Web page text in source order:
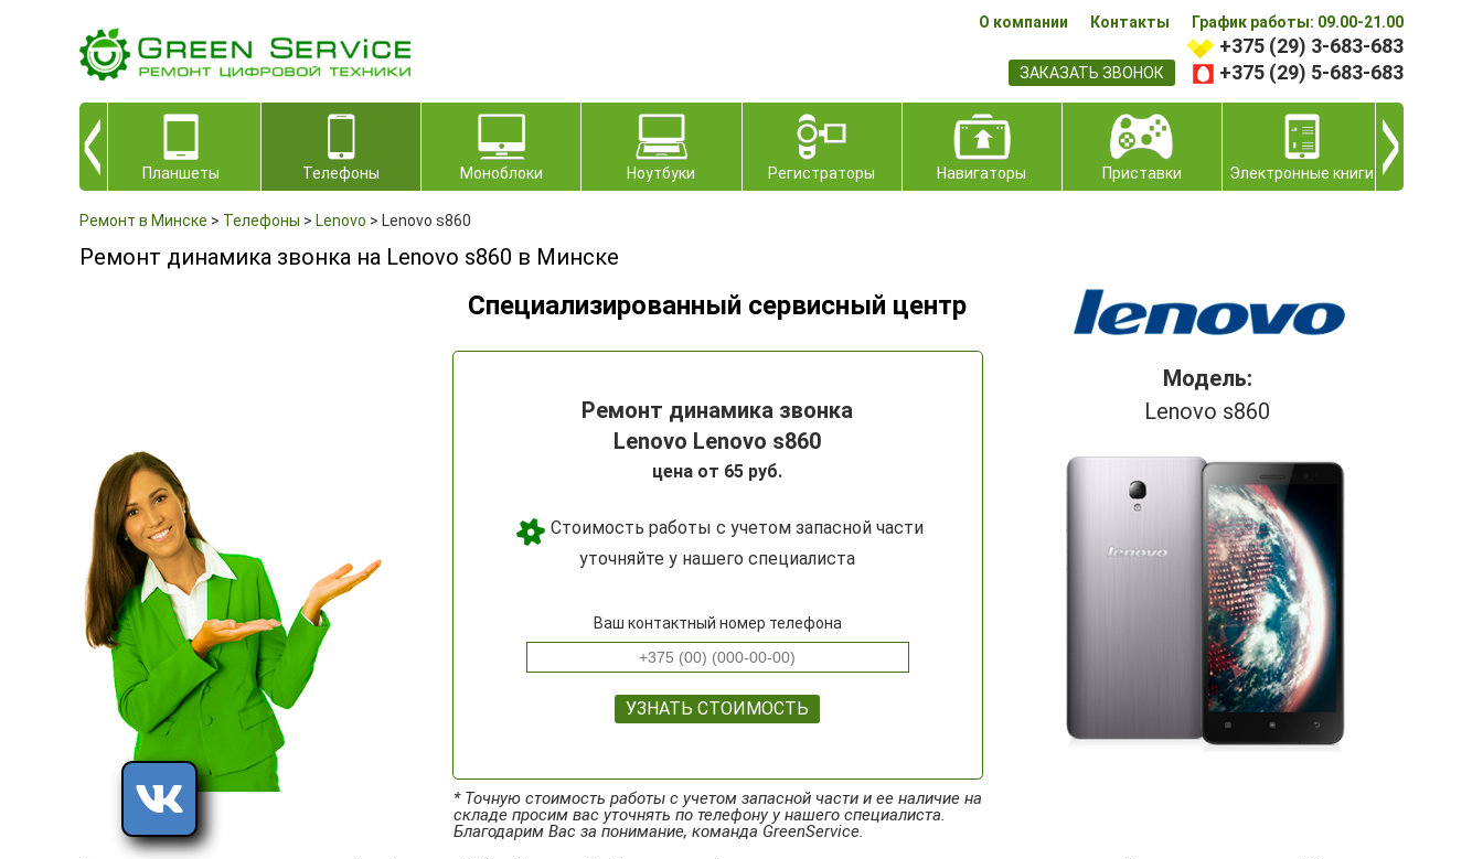
О компании Контакты График работы: 09.00-21.00
+375 (29) 3-683-683
+375 (29) 5-683-683
ЗАКАЗАТЬ ЗВОНОК
Планшеты Телефоны Моноблоки Ноутбуки Регистраторы Навигаторы Приставки Электронные книги
Ремонт в Минске > Телефоны > Lenovo > Lenovo s860
Ремонт динамика звонка на Lenovo s860 в Минске
Специализированный сервисный центр
Модель:
Lenovo s860
Ремонт динамика звонка
Lenovo Lenovo s860
цена от 65 руб.
Стоимость работы с учетом запасной части
уточняйте у нашего специалиста
Ваш контактный номер телефона
УЗНАТЬ СТОИМОСТЬ
* Точную стоимость работы с учетом запасной части и ее наличие на
складе просим вас уточнять по телефону у нашего специалиста.
Благодарим Вас за понимание, команда GreenService.